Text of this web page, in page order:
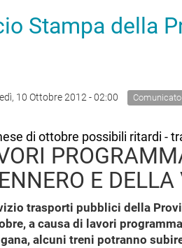
Stampa della
10 Ottobre 2012 - 02:00
di ottobre possibili ritardi -
E
trasporti pubblici della
a causa di lavori
alcuni treni potranno